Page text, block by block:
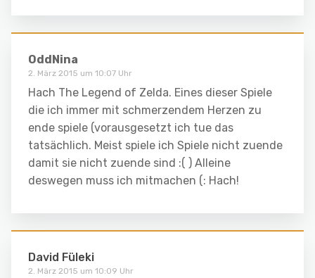
OddNina
2. März 2015 um 10:07 Uhr
Hach The Legend of Zelda. Eines dieser Spiele
die ich immer mit schmerzendem Herzen zu
ende spiele (vorausgesetzt ich tue das
tatsächlich. Meist spiele ich Spiele nicht zuende
damit sie nicht zuende sind :( ) Alleine
deswegen muss ich mitmachen (: Hach!
David Füleki
2. März 2015 um 10:09 Uhr